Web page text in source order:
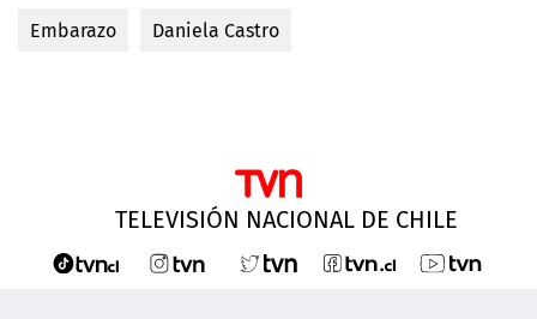
Embarazo Daniela Castro
TELEVISIÓN NACIONAL DE CHILE